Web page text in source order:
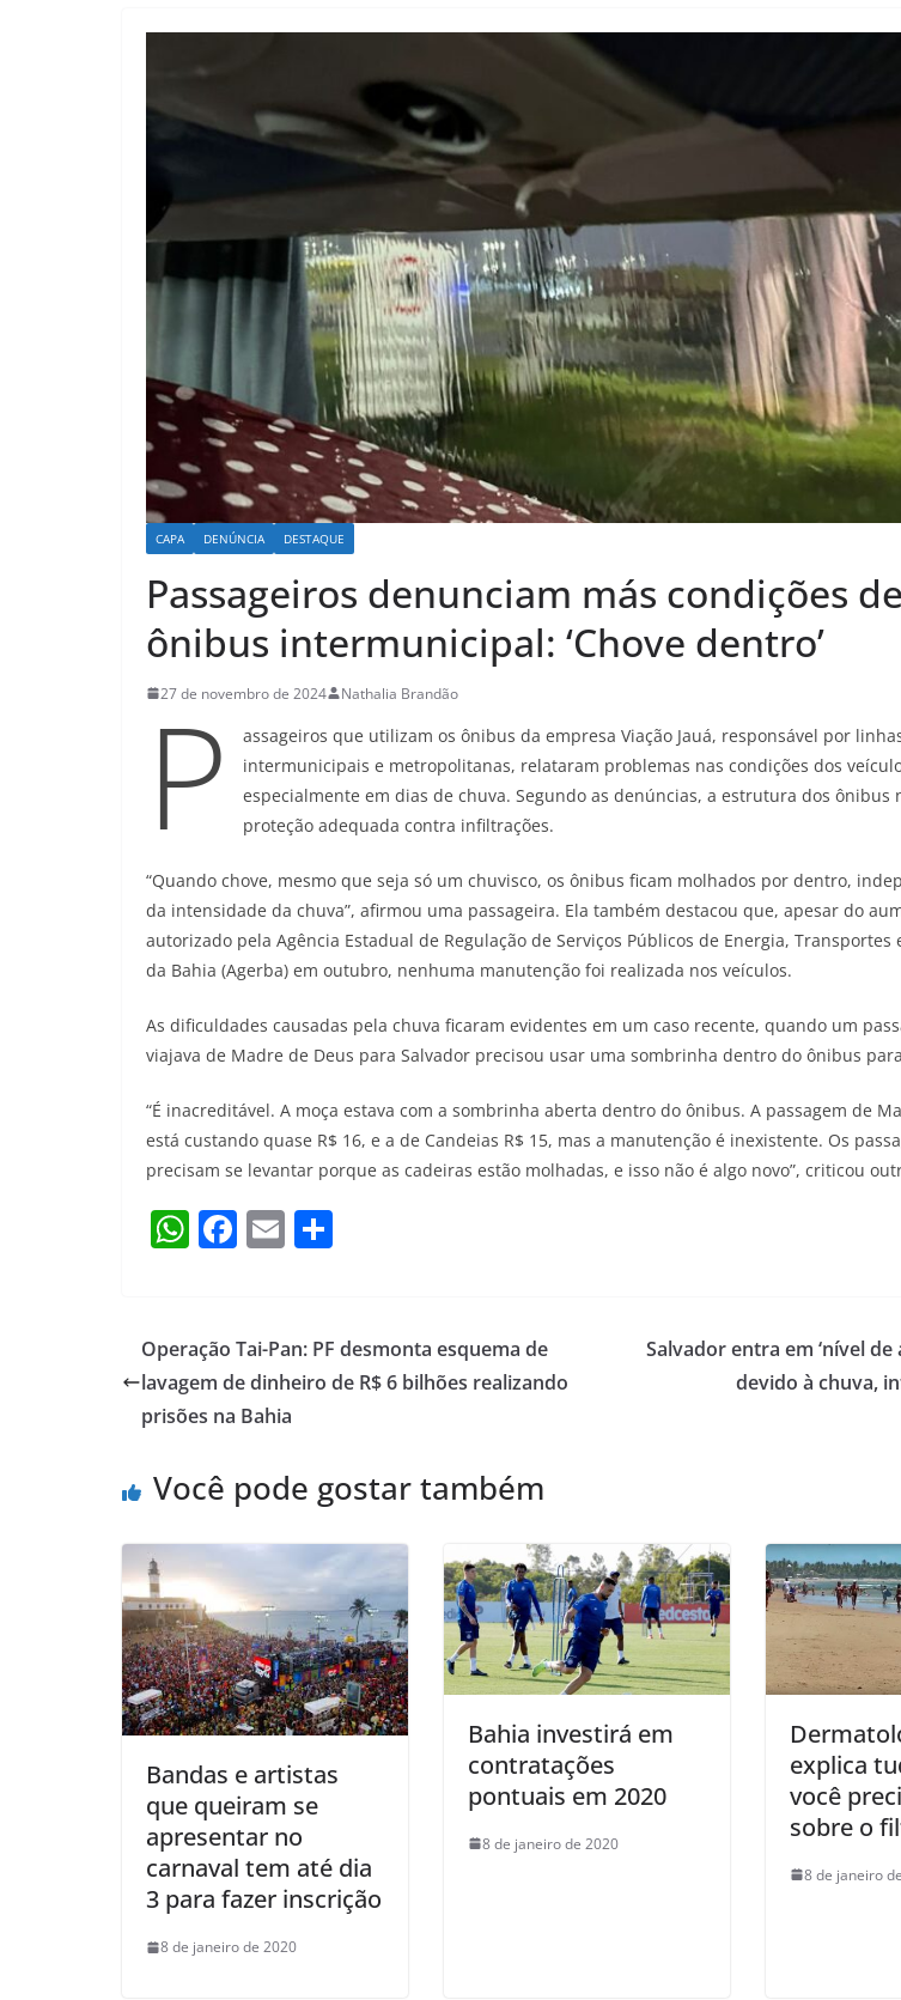
CAPA DENÚNCIA DESTAQUE
Passageiros denunciam más condições de
ônibus intermunicipal: ‘Chove dentro’
27 de novembro de 2024 Nathalia Brandão
P
assageiros que utilizam os ônibus da empresa Viação Jauá, responsável por
intermunicipais e metropolitanas, relataram problemas nas condições dos
especialmente em dias de chuva. Segundo as denúncias, a estrutura dos ônibus
proteção adequada contra infiltrações.
“Quando chove, mesmo que seja só um chuvisco, os ônibus ficam molhados por dentro,
da intensidade da chuva”, afirmou uma passageira. Ela também destacou que, apesar do
autorizado pela Agência Estadual de Regulação de Serviços Públicos de Energia, Transportes
da Bahia (Agerba) em outubro, nenhuma manutenção foi realizada nos veículos.
As dificuldades causadas pela chuva ficaram evidentes em um caso recente, quando um
viajava de Madre de Deus para Salvador precisou usar uma sombrinha dentro do ônibus
“É inacreditável. A moça estava com a sombrinha aberta dentro do ônibus. A passagem de
está custando quase R$ 16, e a de Candeias R$ 15, mas a manutenção é inexistente. Os
precisam se levantar porque as cadeiras estão molhadas, e isso não é algo novo”, criticou
W
s
A
p
F
e
b
o
k
E
l e
Operação Tai-Pan: PF desmonta esquema de
lavagem de dinheiro de R$ 6 bilhões realizando
prisões na Bahia
Salvador entra em ‘nível de
devido à chuva,
Você pode gostar também
Bandas e artistas
que queiram se
apresentar no
carnaval tem até dia
3 para fazer inscrição
8 de janeiro de 2020
Bahia investirá em
contratações
pontuais em 2020
8 de janeiro de 2020
explica
você
sobre o
8 de janeiro